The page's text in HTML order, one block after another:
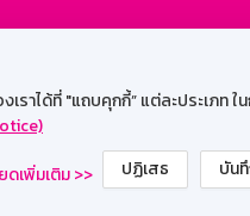
ได้ที่ "แถบคุกกี้” แต่ละประเภท ใ
ดเพิ่มเติม >> ปฏิเสธ บัน